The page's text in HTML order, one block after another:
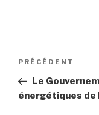
Navigation
l’article
Article
précédent
PRÉCÉDENT
Le
énergétiques de